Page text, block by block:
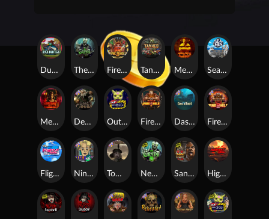
Seamen
Duck Hunters Fire in the Hole 3
Highway to Hell
Mental 2
San Quentin 2: Death Row
Mental
The Crypt
Outsourced
Nexus The Crypt
Tombstone RIP
Fire in the Hole 2
Tanked
Fire In The Hole xBomb Das xBoot
Nine To Five
Flight Mode
Dead Canary